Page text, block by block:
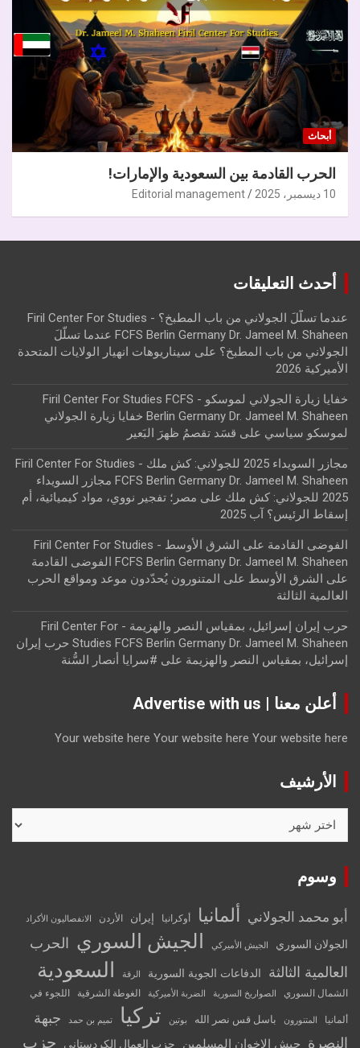
أبحاث
الحرب القادمة بين السعودية والإمارات!
10 ديسمبر، 2025 Editorial management
أحدث التعليقات
عندما تسلّلَ الجولاني من باب المطبخ؟ - Firil Center For Studies
FCFS Berlin Germany Dr. Jameel M. Shaheen عندما تسلّلَ
الجولاني من باب المطبخ؟ على سيناريوهات انهيار الولايات المتحدة
الأميركية 2026
خفايا زيارة الجولاني لموسكو - Firil Center For Studies FCFS
Berlin Germany Dr. Jameel M. Shaheen خفايا زيارة الجولاني
لموسكو سياسي على قسَد تقصمُ ظهرَ البَعير
مجازر السويداء 2025 للجولاني: كش ملك - Firil Center For Studies
FCFS Berlin Germany Dr. Jameel M. Shaheen مجازر السويداء
2025 للجولاني: كش ملك
على مصر؛ تفجير نووي، مواد كيميائية، أم
إسقاط الرئيس؟ آب 2025
الفوضى القادمة على الشرق الأوسط - Firil Center For Studies
FCFS Berlin Germany Dr. Jameel M. Shaheen الفوضى القادمة
على الشرق الأوسط على
المتنورون يُحدّدون موعد ومواقع الحرب
العالمية الثالثة
حرب إيران إسرائيل، بمقياس النصر والهزيمة - Firil Center For
Studies FCFS Berlin Germany Dr. Jameel M. Shaheen حرب إيران
إسرائيل، بمقياس النصر والهزيمة على #سرايا أنصار السُّنة
أعلن معنا | Advertise with us
Your website here Your website here Your website here
الأرشيف
وسوم
أبو محمد الجولاني ألمانيا أوكرانيا إيران الأردن الانفصاليون الأكراد
الجولان السوري الجيش الأميركي الجيش السوري الحرب
العالمية الثالثة
الدفاعات الجوية السورية الرقة السعودية
الشمال السوري الصواريخ السورية الضربة الأميركية الغوطة الشرقية اللجوء في
ألمانيا المتنورون باسل قس نصر الله بوتين تركيا تميم بن حمد
جبهة
النصرة
جيش الإخوان المسلمين حزب العمال الكردستاني حزب